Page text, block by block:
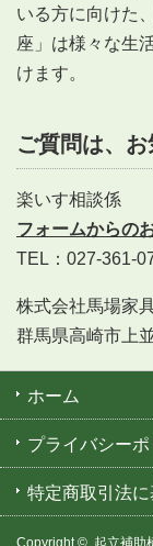
いる方に向けた
座」は様々な生
けます。
ご質問は、お
楽いす相談係
フォームからの
TEL：027-361-
株式会社馬場家
群馬県高崎市上
ホーム
プライバシー
特定商取引法
Copyright © 起立補助